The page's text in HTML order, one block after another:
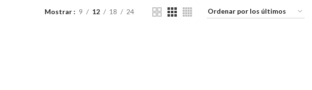
Mostrar 9 12 18 24